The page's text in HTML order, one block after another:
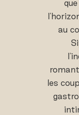
au
les